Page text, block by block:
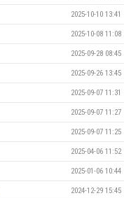
2025-10-10 13:41
2025-10-08 11:08
2025-09-28 08:45
2025-09-26 13:45
2025-09-07 11:31
2025-09-07 11:27
2025-09-07 11:25
2025-04-06 11:52
2025-01-06 10:44
2024-12-29 15:45